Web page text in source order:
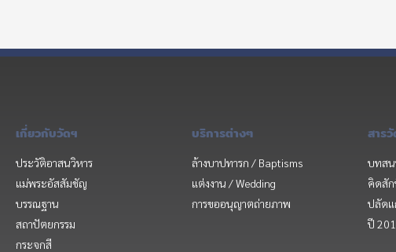
เกี่ยวกับวัดฯ
ประวัติอาสนวิหาร
แม่พระอัสสัมชัญ
บรรณฐาน
สถาปัตยกรรม
กระจกสี
บริการต่างๆ
ล้างบาปทารก / Baptisms
แต่งงาน / Wedding
การขออนุญาตถ่ายภาพ
สาร
บทสน
คิดสัก
ปลัดแ
ปี